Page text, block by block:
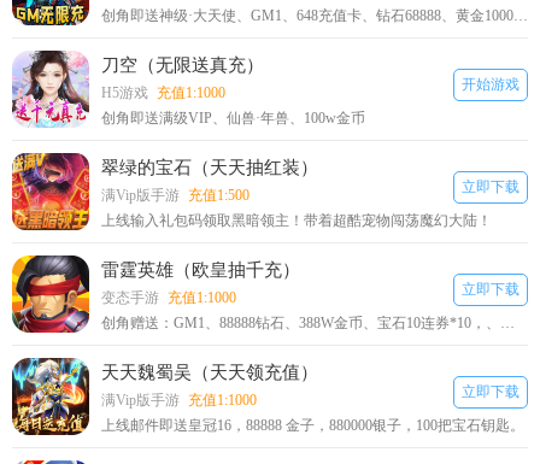
创角即送神级·大天使、GM1、648充值卡、钻石68888、黄金1000W、欧皇转盘礼券*50
刀空（无限送真充）
H5游戏 充值1:1000
创角即送满级VIP、仙兽·年兽、100w金币
开始游戏
翠绿的宝石（天天抽红装）
满Vip版手游 充值1:500
上线输入礼包码领取黑暗领主！带着超酷宠物闯荡魔幻大陆！
立即下载
雷霆英雄（欧皇抽千充）
变态手游 充值1:1000
创角赠送：GM1、88888钻石、388W金币、宝石10连券*10，、欧皇转盘礼券*10
立即下载
天天魏蜀吴（天天领充值）
满Vip版手游 充值1:1000
上线邮件即送皇冠16，88888 金子，880000银子，100把宝石钥匙。
立即下载